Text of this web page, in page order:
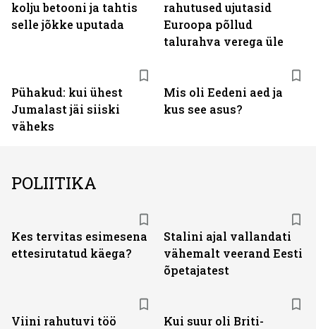
kolju betooni ja tahtis
selle jõkke uputada
rahutused ujutasid
Euroopa põllud
talurahva verega üle
Pühakud: kui ühest
Jumalast jäi siiski
väheks
Mis oli Eedeni aed ja
kus see asus?
POLIITIKA
Kes tervitas esimesena
ettesirutatud käega?
Stalini ajal vallandati
vähemalt veerand Eesti
õpetajatest
Viini rahutuvi töö
Kui suur oli Briti-